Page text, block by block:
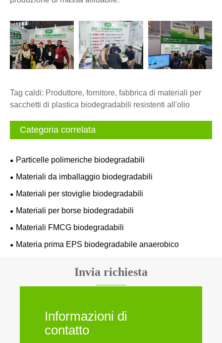
Tag caldi: Produttore, fornitore, fabbrica di materiali per
sacchetti di plastica biodegradabili resistenti all'olio
Categoria correlata
Particelle polimeriche biodegradabili
Materiali da imballaggio biodegradabili
Materiali per stoviglie biodegradabili
Materiali per borse biodegradabili
Materiali FMCG biodegradabili
Materia prima EPS biodegradabile anaerobico
Invia richiesta
Informazioni di
contatto